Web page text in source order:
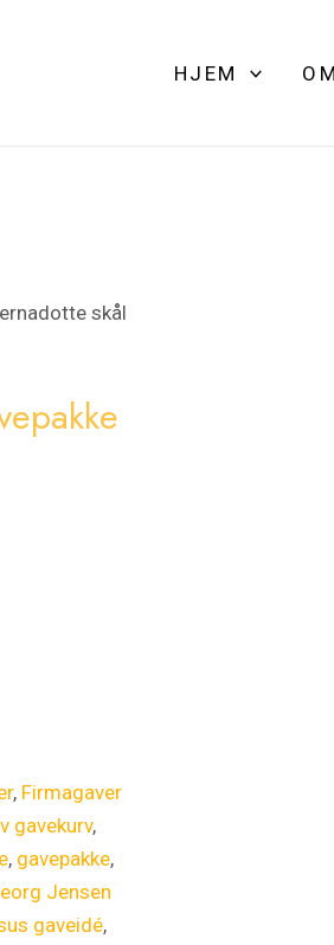
HJEM
skål
, Firmagaver
gavekurv,
, gavepakke,
Jensen
gaveidé,